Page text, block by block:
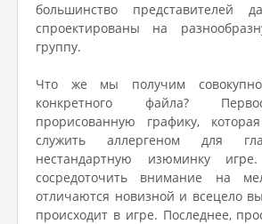
большинство представителей
спроектированы на
группу.
Что же мы получим
конкретного файла?
прорисованную графику,
служить аллергеном для
нестандартную изюминку
сосредоточить внимание на
отличаются новизной и всецело
происходит в игре. Последнее,